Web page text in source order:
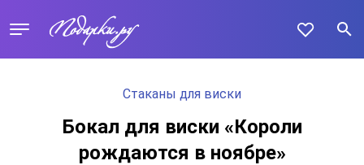
Стаканы для виски
Бокал для виски «Короли
рождаются в ноябре»